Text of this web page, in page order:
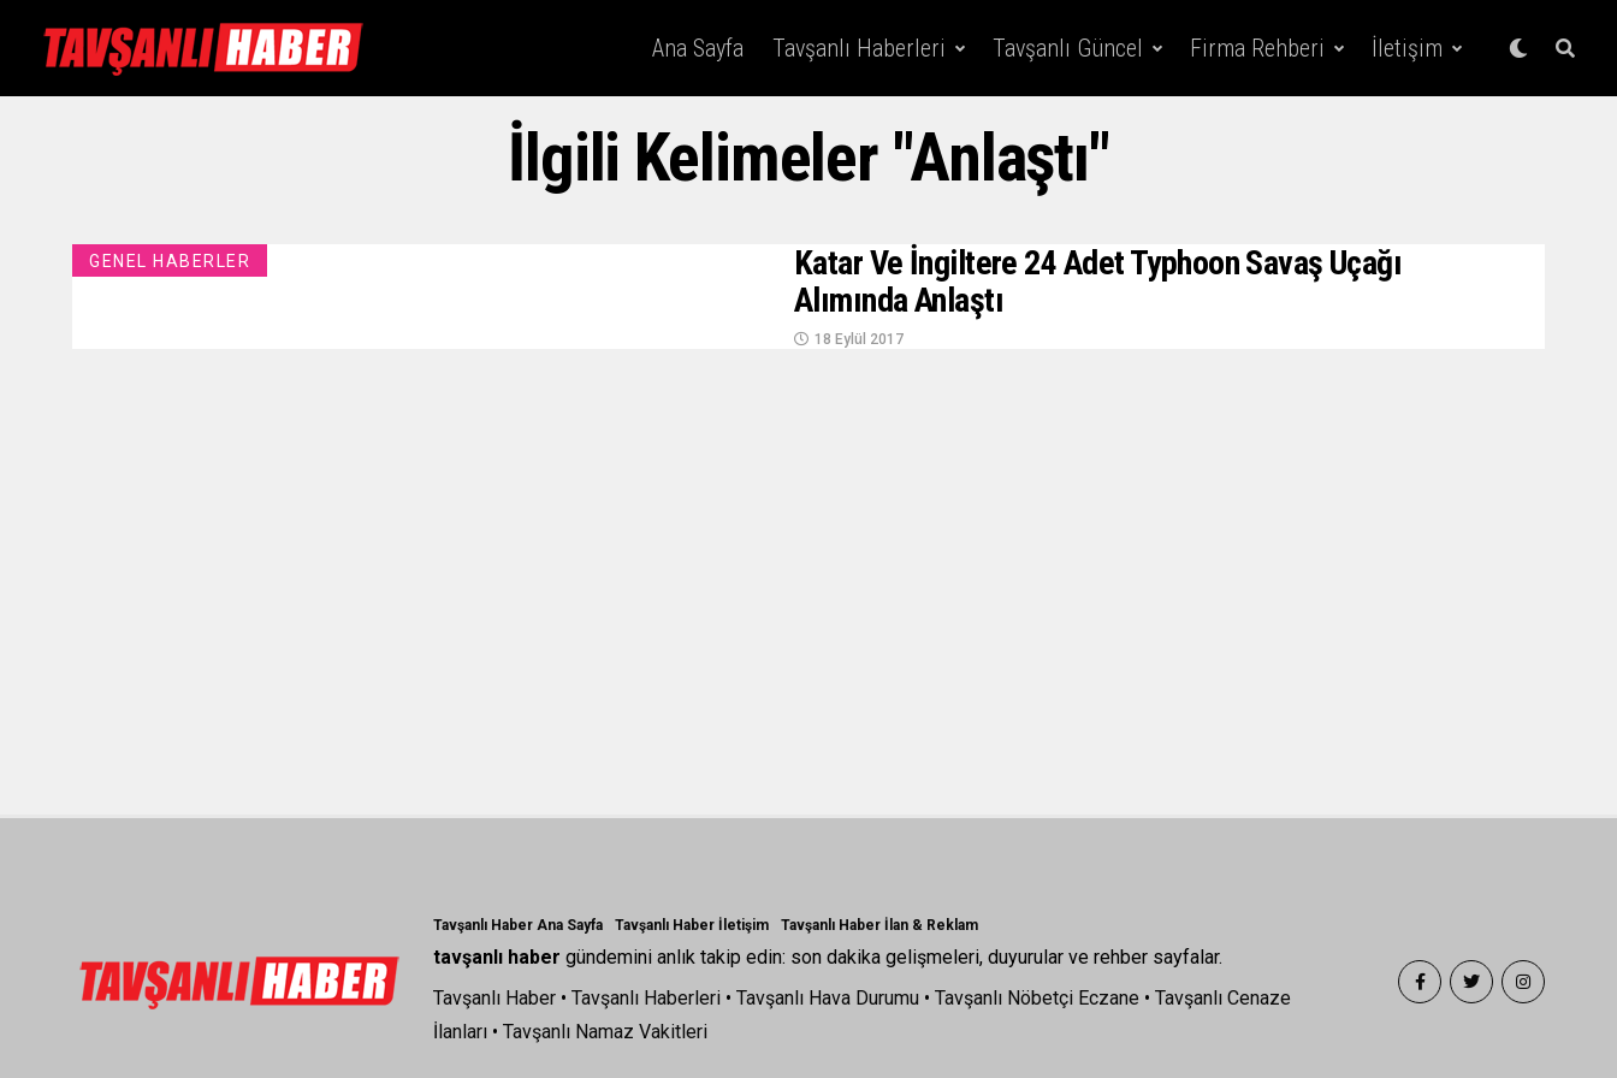
Ana Sayfa Tavşanlı Haberleri Tavşanlı Güncel Firma Rehberi İletişim
İlgili Kelimeler "anlaştı"
GENEL HABERLER
Katar Ve İngiltere 24 Adet Typhoon Savaş Uçağı
Alımında Anlaştı
18 Eylül 2017
Tavşanlı Haber Ana Sayfa Tavşanlı Haber İletişim Tavşanlı Haber İlan & Reklam
tavşanlı haber gündemini anlık takip edin: son dakika gelişmeleri, duyurular ve rehber sayfalar.
Tavşanlı Haber • Tavşanlı Haberleri • Tavşanlı Hava Durumu • Tavşanlı Nöbetçi Eczane • Tavşanlı Cenaze
İlanları • Tavşanlı Namaz Vakitleri